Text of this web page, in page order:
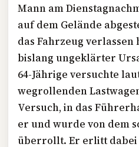
Mann am
auf dem Gelände
das Fahrzeug verlassen
bislang ungeklärter
64-Jährige versuchte
wegrollenden
Versuch, in das
er und wurde von dem
überrollt. Er erlitt